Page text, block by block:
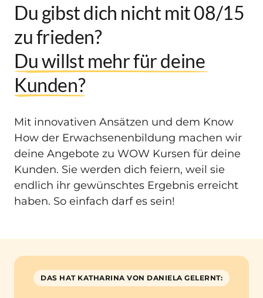
Du gibst dich nicht mit 08/15
zu frieden?
Du willst mehr für
Kunden?
Mit innovativen Ansätzen und dem Know
How der Erwachsenenbildung machen wir
deine Angebote zu WOW Kursen für deine
Kunden. Sie werden dich feiern, weil sie
endlich ihr gewünschtes Ergebnis erreicht
haben. So einfach darf es sein!
DAS HAT KATHARINA VON DANIELA GELERNT: